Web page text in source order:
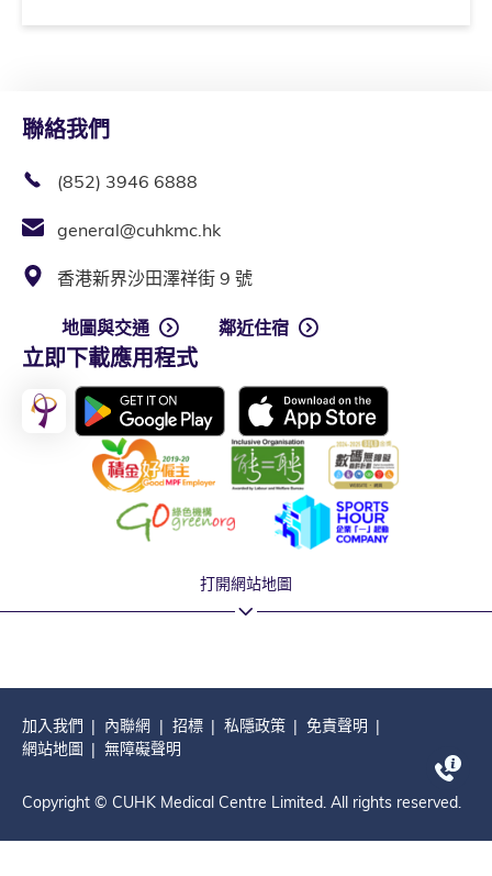
聯絡我們
(852) 3946 6888
general@cuhkmc.hk
香港新界沙田澤祥街 9 號
地圖與交通 鄰近住宿
立即下載應用程式
打開網站地圖
加入我們 內聯網 招標 私隱政策
免責聲明
網站地圖
無障礙聲明
Copyright © CUHK Medical Centre Limited. All rights reserved.